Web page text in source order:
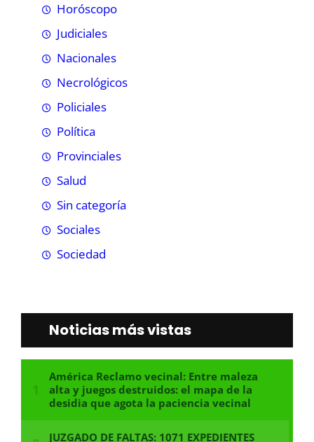
Horóscopo
Judiciales
Nacionales
Necrológicos
Policiales
Política
Provinciales
Salud
Sin categoría
Sociales
Sociedad
Noticias más vistas